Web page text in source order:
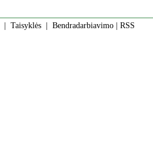
Taisyklės Bendradarbiavimo RSS